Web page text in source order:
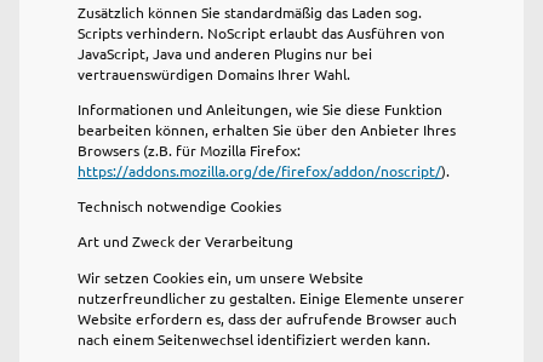
Zusätzlich können Sie standardmäßig das Laden sog.
Scripts verhindern. NoScript erlaubt das Ausführen von
JavaScript, Java und anderen Plugins nur bei
vertrauenswürdigen Domains Ihrer Wahl.
Informationen und Anleitungen, wie Sie diese Funktion
bearbeiten können, erhalten Sie über den Anbieter Ihres
Browsers (z.B. für Mozilla Firefox:
https://addons.mozilla.org/de/firefox/addon/noscript/).
Technisch notwendige Cookies
Art und Zweck der Verarbeitung
Wir setzen Cookies ein, um unsere Website
nutzerfreundlicher zu gestalten. Einige Elemente unserer
Website erfordern es, dass der aufrufende Browser auch
nach einem Seitenwechsel identifiziert werden kann.